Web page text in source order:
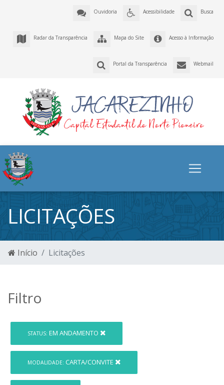
Busca
Acessibilidade
Ouvidoria
Acesso à Informação
Mapa do Site
Radar da Transparência
Webmail
Portal da Transparência
LICITAÇÕES
Início Licitações
Filtro
STATUS: EM ANDAMENTO
MODALIDADE: CARTA/CONVITE